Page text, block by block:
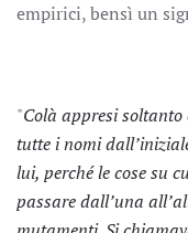
empirici, bensì un
"Colà appresi soltanto
tutte i nomi
lui, perché le cose su
passare dall’una